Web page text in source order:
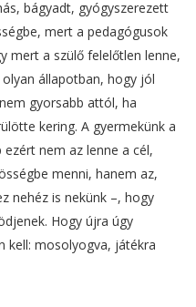
bágyadt, gyógyszerezett
mert a pedagógusok
mert a szülő felelőtlen lenne,
állapotban, hogy jól
gyorsabb attól, ha
kering. A gyermekünk a
ezért nem az lenne a cél,
menni, hanem az,
nehéz is nekünk –, hogy
Hogy újra úgy
kell: mosolyogva, játékra